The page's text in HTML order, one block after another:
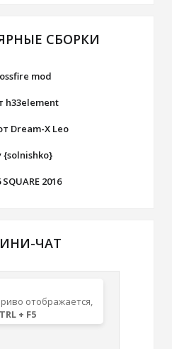
СБОРКИ
mod
h33element
Dream-X Leo
{solnishko}
2016
ЧАТ